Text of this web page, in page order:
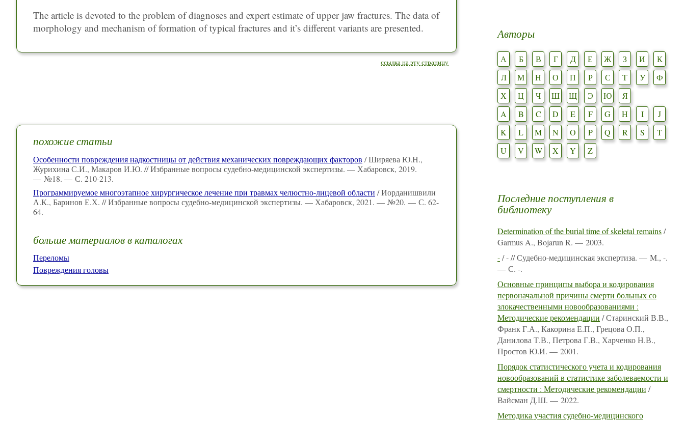
The article is devoted to the problem of diagnoses and expert estimate of upper jaw fractures. The data of
morphology and mechanism of formation of typical fractures and it’s different variants are presented.
ссылка на эту страницу
похожие статьи
Особенности повреждения надкостницы от действия механических повреждающих факторов / Ширяева Ю.Н.,
Журихина С.И., Макаров И.Ю. // Избранные вопросы судебно-медицинской экспертизы. — Хабаровск, 2019.
— №18. — С. 210-213.
Программируемое многоэтапное хирургическое лечение при травмах челюстно-лицевой области / Иорданишвили
А.К., Баринов Е.Х. // Избранные вопросы судебно-медицинской экспертизы. — Хабаровск, 2021. — №20. — С. 62-
64.
больше материалов в каталогах
Переломы
Повреждения головы
Авторы
А Б В Г Д Е Ж З И
К
Л
М Н О П Р С Т У
Ф
Х
Ц Ч Ш Щ Э Ю
Я
A
B C D E F G H I
J
K
L M N O P Q R S
T
U
V W X Y Z
Последние поступления в
библиотеку
Determination of the burial time of skeletal remains/
Garmus A., Bojarun R. — 2003.
-/ - // Судебно-медицинская экспертиза. — М., -.
— С. -.
Основные принципы выбора и кодирования
первоначальной причины смерти больных со
злокачественными новообразованиями :
Методические рекомендации / Старинский В.В.,
Франк Г.А., Какорина Е.П., Грецова О.П.,
Данилова Т.В., Петрова Г.В., Харченко Н.В.,
Простов Ю.И. — 2001.
Порядок статистического учета и кодирования
новообразований в статистике заболеваемости и
смертности : Методические рекомендации /
Вайсман Д.Ш. — 2022.
Методика участия судебно-медицинского